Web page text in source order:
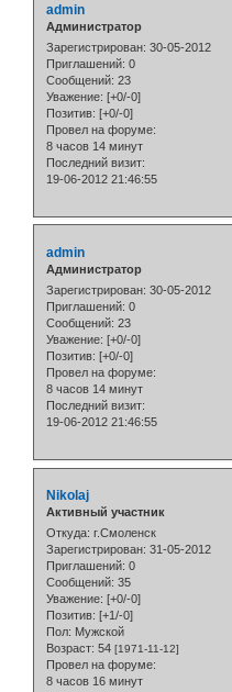
admin
Администратор
Зарегистрирован: 30-05-2012
Приглашений: 0
Сообщений: 23
Уважение: [+0/-0]
Позитив: [+0/-0]
Провел на форуме:
8 часов 14 минут
Последний визит:
19-06-2012 21:46:55
admin
Администратор
Зарегистрирован: 30-05-2012
Приглашений: 0
Сообщений: 23
Уважение: [+0/-0]
Позитив: [+0/-0]
Провел на форуме:
8 часов 14 минут
Последний визит:
19-06-2012 21:46:55
Nikolaj
Активный участник
Откуда: г.Смоленск
Зарегистрирован: 31-05-2012
Приглашений: 0
Сообщений: 35
Уважение: [+0/-0]
Позитив: [+1/-0]
Пол: Мужской
Возраст: 54 [1971-11-12]
Провел на форуме:
8 часов 16 минут